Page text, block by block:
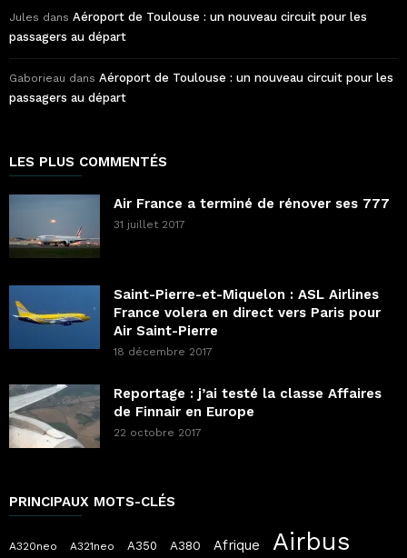
Jules dans Aéroport de Toulouse : un nouveau circuit pour les
passagers au départ
Gaborieau dans Aéroport de Toulouse : un nouveau circuit pour les
passagers au départ
LES PLUS COMMENTÉS
Air France a terminé de rénover ses 777
31 juillet 2017
Saint-Pierre-et-Miquelon : ASL Airlines
France volera en direct vers Paris pour
Air Saint-Pierre
18 décembre 2017
Reportage : j’ai testé la classe Affaires
de Finnair en Europe
22 octobre 2017
PRINCIPAUX MOTS-CLÉS
A320neo A321neo A350 A380 Afrique Airbus